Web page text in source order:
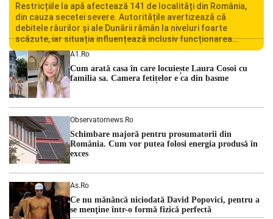
Restricțiile la apă afectează 141 de localități din România,
din cauza secetei severe. Autoritățile avertizează că
debitele râurilor și ale Dunării rămân la niveluri foarte
scăzute, iar situația influențează inclusiv funcționarea
Centralei Nucleare de la Cernavodă. România se confruntă
cu una dintre cele mai dificile perioade din punct de vedere
hidrologic din ultimii ani. Lipsa […]
A1.ro
Cum arată casa în care locuiește Laura Cosoi cu
familia sa. Camera fetițelor e ca din basme
Observatornews.ro
Schimbare majoră pentru prosumatorii din
România. Cum vor putea folosi energia produsă în
exces
As.ro
Ce nu mănâncă niciodată David Popovici, pentru a
se menţine într-o formă fizică perfectă